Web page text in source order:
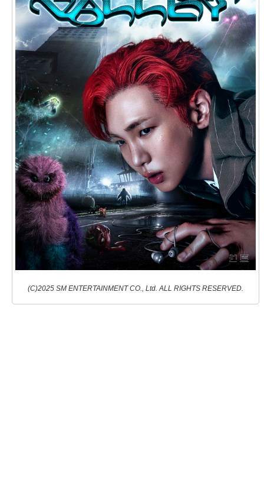
(C)2025 SM ENTERTAINMENT CO., Ltd. ALL RIGHTS RESERVED.